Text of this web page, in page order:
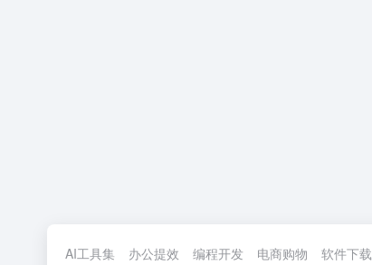
AI工具集 办公提效 编程开发 电商购物 软件下载